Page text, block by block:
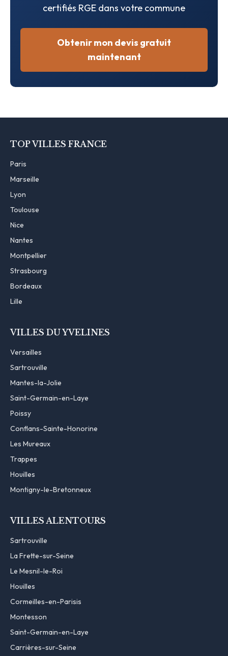
certifiés RGE dans votre commune
Obtenir mon devis gratuit
maintenant
TOP VILLES FRANCE
Paris
Marseille
Lyon
Toulouse
Nice
Nantes
Montpellier
Strasbourg
Bordeaux
Lille
VILLES DU YVELINES
Versailles
Sartrouville
Mantes-la-Jolie
Saint-Germain-en-Laye
Poissy
Conflans-Sainte-Honorine
Les Mureaux
Trappes
Houilles
Montigny-le-Bretonneux
VILLES ALENTOURS
Sartrouville
La Frette-sur-Seine
Le Mesnil-le-Roi
Houilles
Cormeilles-en-Parisis
Montesson
Saint-Germain-en-Laye
Carrières-sur-Seine